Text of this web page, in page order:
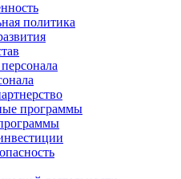
политика
программы